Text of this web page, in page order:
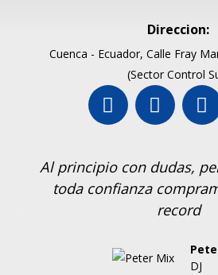
Direccion:
Cuenca - Ecuador, Calle Fray
(Sector Control
Al principio con dudas,
toda confianza
record
DJ